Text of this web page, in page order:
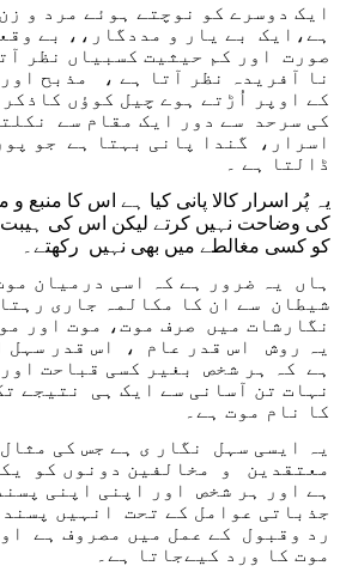
ایک دوسرے کو نوچتے ہوئے مرد و
ہے،ایک بے یار و مددگار،، بے
صورت اور کم حیثیت کسبیاں نظر
نا آفریدہ نظر آتا ہے ، مذبح
کے اوپر اُڑتے ہوے چیل کوؤں
کی سرحد سے دور ایک مقام سے
اسرار، گندا پانی بہتا ہے جو
ڈالتا ہے ۔
یہ پُر اسرار کالا پانی کیا ہے اس کا
کی وضاحت نہیں کرتے لیکن اس کی ہیبت
کو کسی مغالطے میں بھی نہیں رکھتے۔
ہاں یہ ضرور ہے کہ اسی درمیان
شیطان سے ان کا مکالمہ جاری
نگارشات میں صرف موت، موت اور
یہ روش اس قدر عام ، اس قدر سہل
ہے کہ ہر شخص بغیر کسی قباحت
نہات تن آسانی سے ایک ہی نتیجے
کا نام موت ہے۔
یہ ایسی سہل نگار ی ہے جس کی
معتقدین و مخالفین دونوں کو
ہے اور ہر شخص اور اپنی اپنی
جذباتی عوامل کے تحت انہیں
رد وقبول کے عمل میں مصروف ہے
موت کا ورد کیےجاتا ہے۔